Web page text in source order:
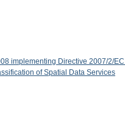
implementing Directive 2007/2/EC
of Spatial Data Services